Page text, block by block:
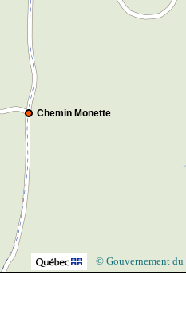
Chemin Monette
© Gouvernement du